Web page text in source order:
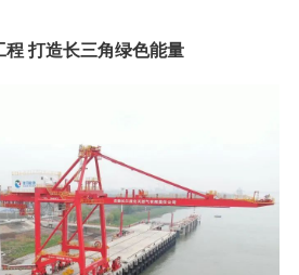
打造长三角绿色能量